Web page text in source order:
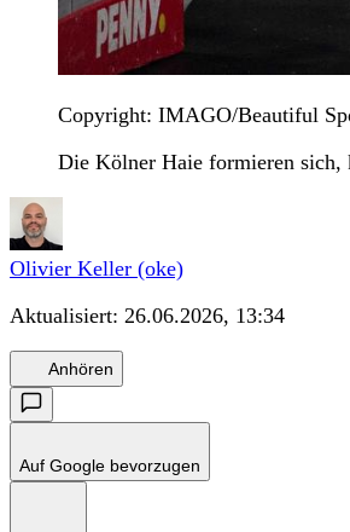
Copyright: IMAGO/Beautiful
Die Kölner Haie formieren sich,
Olivier Keller (oke)
Aktualisiert: 26.06.2026, 13:34
Anhören
Auf Google bevorzugen